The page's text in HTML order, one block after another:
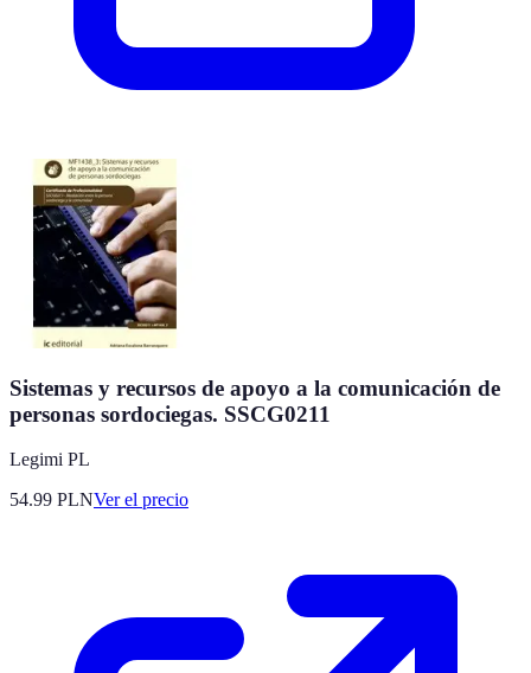
Sistemas y recursos de apoyo a la comunicación de
personas sordociegas. SSCG0211
Legimi PL
54.99 PLNVer el precio